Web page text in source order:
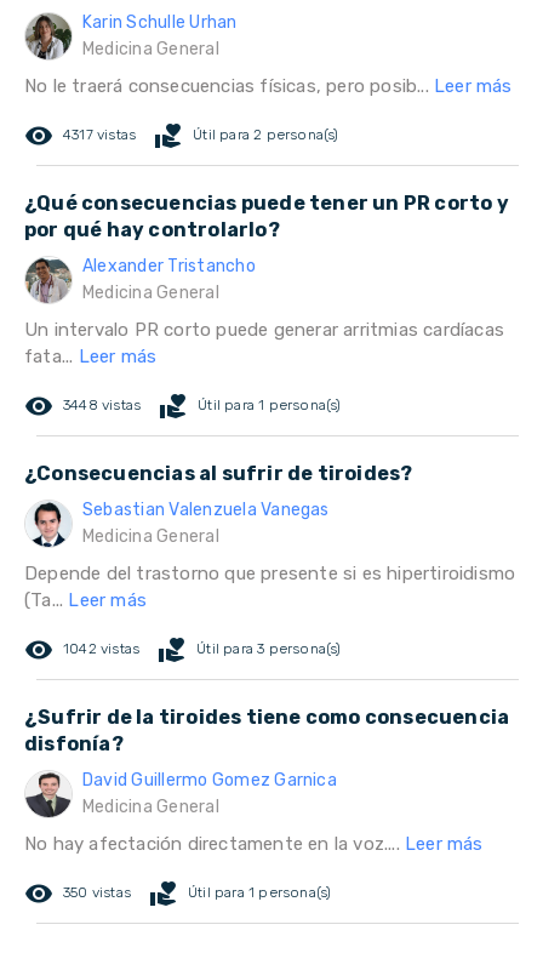
Karin Schulle Urhan
Medicina General
No le traerá consecuencias físicas, pero posib... Leer más
remove_red_eye 4317 vistas volunteer_activism Útil para 2 persona(s)
¿Qué consecuencias puede tener un PR corto y
por qué hay controlarlo?
Alexander Tristancho
Medicina General
Un intervalo PR corto puede generar arritmias cardíacas
fata... Leer más
remove_red_eye 3448 vistas volunteer_activism Útil para 1 persona(s)
¿Consecuencias al sufrir de tiroides?
Sebastian Valenzuela Vanegas
Medicina General
Depende del trastorno que presente si es hipertiroidismo
(Ta... Leer más
remove_red_eye 1042 vistas volunteer_activism Útil para 3 persona(s)
¿Sufrir de la tiroides tiene como consecuencia
disfonía?
David Guillermo Gomez Garnica
Medicina General
No hay afectación directamente en la voz.... Leer más
remove_red_eye 350 vistas volunteer_activism Útil para 1 persona(s)